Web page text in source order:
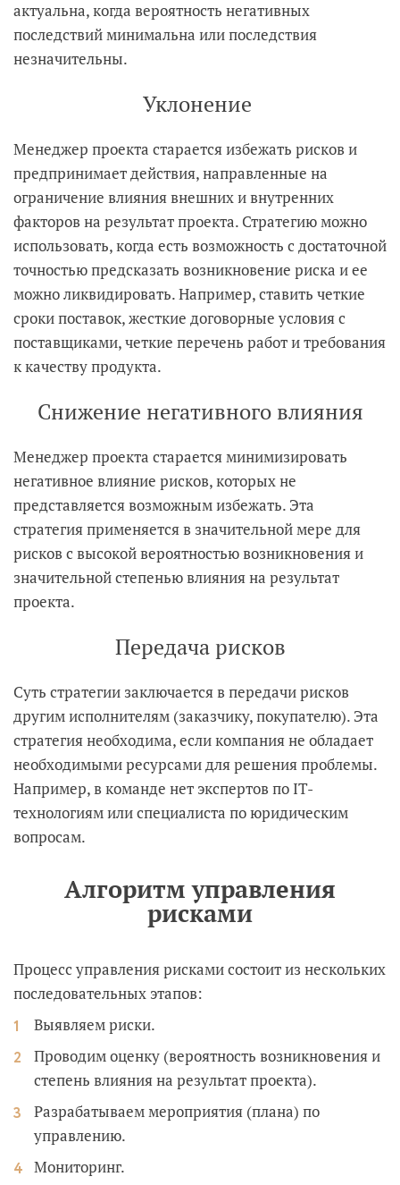
актуальна, когда вероятность негативных
последствий минимальна или последствия
незначительны.
Уклонение
Менеджер проекта старается избежать рисков и
предпринимает действия, направленные на
ограничение влияния внешних и внутренних
факторов на результат проекта. Стратегию можно
использовать, когда есть возможность с достаточной
точностью предсказать возникновение риска и ее
можно ликвидировать. Например, ставить четкие
сроки поставок, жесткие договорные условия с
поставщиками, четкие перечень работ и требования
к качеству продукта.
Снижение негативного влияния
Менеджер проекта старается минимизировать
негативное влияние рисков, которых не
представляется возможным избежать. Эта
стратегия применяется в значительной мере для
рисков с высокой вероятностью возникновения и
значительной степенью влияния на результат
проекта.
Передача рисков
Суть стратегии заключается в передачи рисков
другим исполнителям (заказчику, покупателю). Эта
стратегия необходима, если компания не обладает
необходимыми ресурсами для решения проблемы.
Например, в команде нет экспертов по IT-
технологиям или специалиста по юридическим
вопросам.
Алгоритм управления
рисками
Процесс управления рисками состоит из нескольких
последовательных этапов:
Выявляем риски.
Проводим оценку (вероятность возникновения и
степень влияния на результат проекта).
Разрабатываем мероприятия (плана) по
управлению.
Мониторинг.